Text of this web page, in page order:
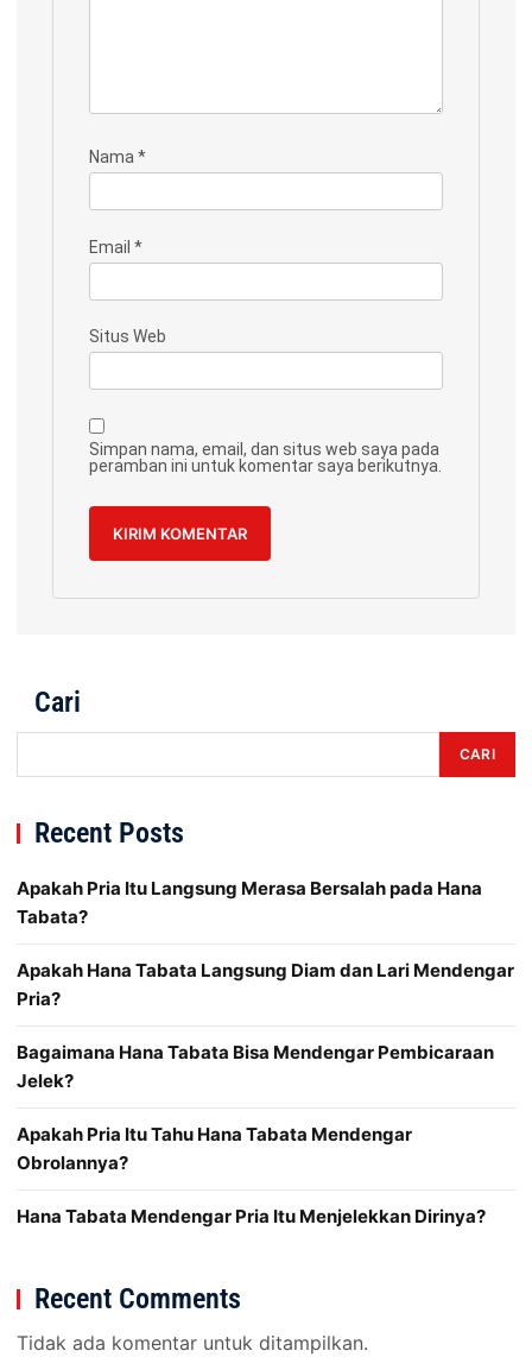
Nama*
Email *
Situs Web
Simpan nama, email, dan situs web saya pada
peramban ini untuk komentar saya berikutnya.
Cari
CARI
Recent Posts
Apakah Pria Itu Langsung Merasa Bersalah pada Hana
Tabata?
Apakah Hana Tabata Langsung Diam dan Lari Mendengar
Pria?
Bagaimana Hana Tabata Bisa Mendengar Pembicaraan
Jelek?
Apakah Pria Itu Tahu Hana Tabata Mendengar
Obrolannya?
Hana Tabata Mendengar Pria Itu Menjelekkan Dirinya?
Recent Comments
Tidak ada komentar untuk ditampilkan.